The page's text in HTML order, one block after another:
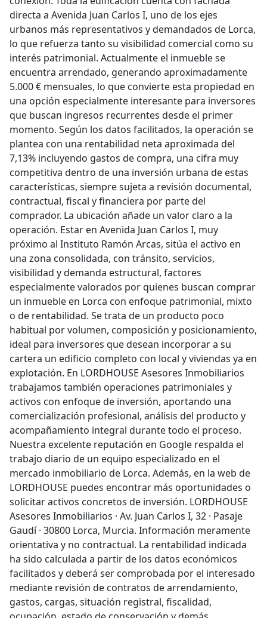
directa a Avenida Juan Carlos I, uno de los ejes
urbanos más representativos y demandados de Lorca,
lo que refuerza tanto su visibilidad comercial como su
interés patrimonial. Actualmente el inmueble se
encuentra arrendado, generando aproximadamente
5.000 € mensuales, lo que convierte esta propiedad en
una opción especialmente interesante para inversores
que buscan ingresos recurrentes desde el primer
momento. Según los datos facilitados, la operación se
plantea con una rentabilidad neta aproximada del
7,13% incluyendo gastos de compra, una cifra muy
competitiva dentro de una inversión urbana de estas
características, siempre sujeta a revisión documental,
contractual, fiscal y financiera por parte del
comprador. La ubicación añade un valor claro a la
operación. Estar en Avenida Juan Carlos I, muy
próximo al Instituto Ramón Arcas, sitúa el activo en
una zona consolidada, con tránsito, servicios,
visibilidad y demanda estructural, factores
especialmente valorados por quienes buscan comprar
un inmueble en Lorca con enfoque patrimonial, mixto
o de rentabilidad. Se trata de un producto poco
habitual por volumen, composición y posicionamiento,
ideal para inversores que desean incorporar a su
cartera un edificio completo con local y viviendas ya en
explotación. En LORDHOUSE Asesores Inmobiliarios
trabajamos también operaciones patrimoniales y
activos con enfoque de inversión, aportando una
comercialización profesional, análisis del producto y
acompañamiento integral durante todo el proceso.
Nuestra excelente reputación en Google respalda el
trabajo diario de un equipo especializado en el
mercado inmobiliario de Lorca. Además, en la web de
LORDHOUSE puedes encontrar más oportunidades o
solicitar activos concretos de inversión. LORDHOUSE
Asesores Inmobiliarios · Av. Juan Carlos I, 32 · Pasaje
Gaudí · 30800 Lorca, Murcia. Información meramente
orientativa y no contractual. La rentabilidad indicada
ha sido calculada a partir de los datos económicos
facilitados y deberá ser comprobada por el interesado
mediante revisión de contratos de arrendamiento,
gastos, cargas, situación registral, fiscalidad,